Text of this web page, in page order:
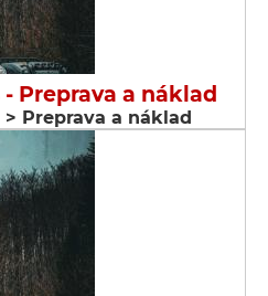
Preprava a náklad
Preprava a náklad